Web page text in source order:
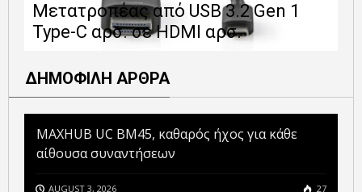
Μετατροπέας από USB 3.2 Gen 1
Type-C αρσ. σε HDMI αρσ.
ΔΗΜΟΦΙΛΗ ΑΡΘΡΑ
MAXHUB UC BM45, καθαρός ήχος για κάθε
αίθουσα συναντήσεων
AUGUST 3, 2026 27